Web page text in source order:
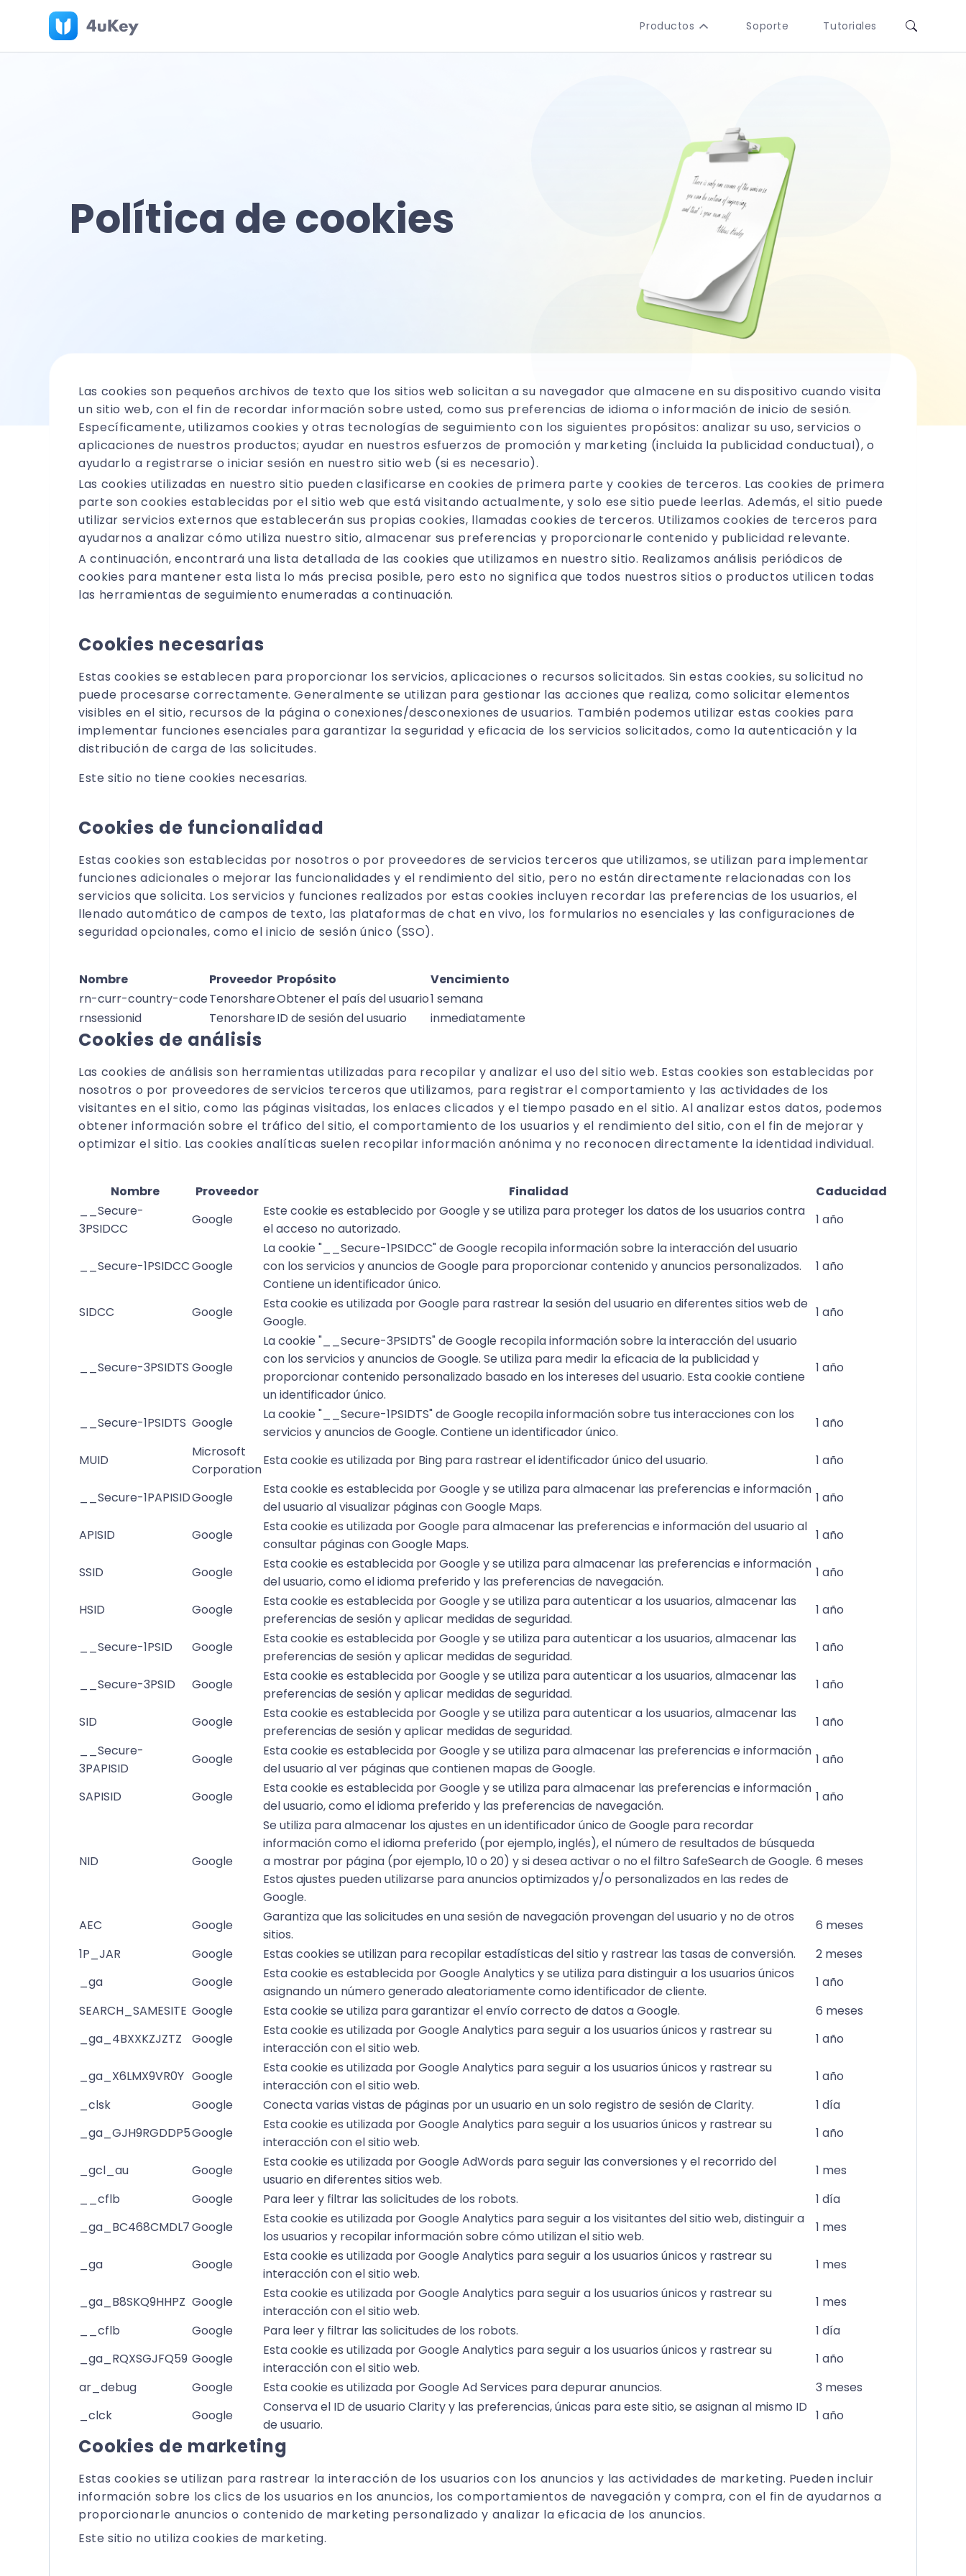
Productos
Desbloqueador
Android
Eliminar el código de
acceso de la
pantalla de Android
y Samsung FRP
Desbloqueador
de activación
iOS
Rápido para omitir el
Bloqueo de
activación en iPhone
iPad/ iPod touch
de
respaldos
iTunes
Eliminar la
contraseña de
iTunes sin
Administrador
de
contraseñas
iOS
Encuentre
Soporte Tutoriales
Política de cookies
Las cookies son pequeños archivos de texto que los sitios web solicitan a su navegador que almacene en su dispositivo cuando visita
un sitio web, con el fin de recordar información sobre usted, como sus preferencias de idioma o información de inicio de sesión.
Específicamente, utilizamos cookies y otras tecnologías de seguimiento con los siguientes propósitos: analizar su uso, servicios o
aplicaciones de nuestros productos; ayudar en nuestros esfuerzos de promoción y marketing (incluida la publicidad conductual), o
ayudarlo a registrarse o iniciar sesión en nuestro sitio web (si es necesario).
Las cookies utilizadas en nuestro sitio pueden clasificarse en cookies de primera parte y cookies de terceros. Las cookies de primera
parte son cookies establecidas por el sitio web que está visitando actualmente, y solo ese sitio puede leerlas. Además, el sitio puede
utilizar servicios externos que establecerán sus propias cookies, llamadas cookies de terceros. Utilizamos cookies de terceros para
ayudarnos a analizar cómo utiliza nuestro sitio, almacenar sus preferencias y proporcionarle contenido y publicidad relevante.
A continuación, encontrará una lista detallada de las cookies que utilizamos en nuestro sitio. Realizamos análisis periódicos de
cookies para mantener esta lista lo más precisa posible, pero esto no significa que todos nuestros sitios o productos utilicen todas
las herramientas de seguimiento enumeradas a continuación.
Cookies necesarias
Estas cookies se establecen para proporcionar los servicios, aplicaciones o recursos solicitados. Sin estas cookies, su solicitud no
puede procesarse correctamente. Generalmente se utilizan para gestionar las acciones que realiza, como solicitar elementos
visibles en el sitio, recursos de la página o conexiones/desconexiones de usuarios. También podemos utilizar estas cookies para
implementar funciones esenciales para garantizar la seguridad y eficacia de los servicios solicitados, como la autenticación y la
distribución de carga de las solicitudes.
Este sitio no tiene cookies necesarias.
Cookies de funcionalidad
Estas cookies son establecidas por nosotros o por proveedores de servicios terceros que utilizamos, se utilizan para implementar
funciones adicionales o mejorar las funcionalidades y el rendimiento del sitio, pero no están directamente relacionadas con los
servicios que solicita. Los servicios y funciones realizados por estas cookies incluyen recordar las preferencias de los usuarios, el
llenado automático de campos de texto, las plataformas de chat en vivo, los formularios no esenciales y las configuraciones de
seguridad opcionales, como el inicio de sesión único (SSO).
Nombre Proveedor Propósito
Vencimiento
rn-curr-country-codeTenorshareObtener el país del usuario1 semana
rnsessionid
TenorshareID de sesión del usuario inmediatamente
Cookies de análisis
Las cookies de análisis son herramientas utilizadas para recopilar y analizar el uso del sitio web. Estas cookies son establecidas por
nosotros o por proveedores de servicios terceros que utilizamos, para registrar el comportamiento y las actividades de los
visitantes en el sitio, como las páginas visitadas, los enlaces clicados y el tiempo pasado en el sitio. Al analizar estos datos, podemos
obtener información sobre el tráfico del sitio, el comportamiento de los usuarios y el rendimiento del sitio, con el fin de mejorar y
optimizar el sitio. Las cookies analíticas suelen recopilar información anónima y no reconocen directamente la identidad individual.
Nombre Proveedor Finalidad
Caducidad
__Secure-
3PSIDCC
Google
Este cookie es establecido por Google y se utiliza para proteger los datos de los usuarios contra
el acceso no autorizado.
1 año
__Secure-1PSIDCCGoogle
La cookie "__Secure-1PSIDCC" de Google recopila información sobre la interacción del usuario
con los servicios y anuncios de Google para proporcionar contenido y anuncios personalizados.
Contiene un identificador único.
1 año
SIDCC Google
Esta cookie es utilizada por Google para rastrear la sesión del usuario en diferentes sitios web de
Google.
1 año
__Secure-3PSIDTS Google
La cookie "__Secure-3PSIDTS" de Google recopila información sobre la interacción del usuario
con los servicios y anuncios de Google. Se utiliza para medir la eficacia de la publicidad y
proporcionar contenido personalizado basado en los intereses del usuario. Esta cookie contiene
un identificador único.
1 año
__Secure-1PSIDTS Google
La cookie "__Secure-1PSIDTS" de Google recopila información sobre tus interacciones con los
servicios y anuncios de Google. Contiene un identificador único.
1 año
MUID
Microsoft
Corporation
Esta cookie es utilizada por Bing para rastrear el identificador único del usuario. 1 año
__Secure-1PAPISIDGoogle
Esta cookie es establecida por Google y se utiliza para almacenar las preferencias e información
del usuario al visualizar páginas con Google Maps.
1 año
APISID Google
Esta cookie es utilizada por Google para almacenar las preferencias e información del usuario al
consultar páginas con Google Maps.
1 año
SSID Google
Esta cookie es establecida por Google y se utiliza para almacenar las preferencias e información
del usuario, como el idioma preferido y las preferencias de navegación.
1 año
HSID Google
Esta cookie es establecida por Google y se utiliza para autenticar a los usuarios, almacenar las
preferencias de sesión y aplicar medidas de seguridad.
1 año
__Secure-1PSID Google
Esta cookie es establecida por Google y se utiliza para autenticar a los usuarios, almacenar las
preferencias de sesión y aplicar medidas de seguridad.
1 año
__Secure-3PSID Google
Esta cookie es establecida por Google y se utiliza para autenticar a los usuarios, almacenar las
preferencias de sesión y aplicar medidas de seguridad.
1 año
SID Google
Esta cookie es establecida por Google y se utiliza para autenticar a los usuarios, almacenar las
preferencias de sesión y aplicar medidas de seguridad.
1 año
__Secure-
3PAPISID
Google
Esta cookie es establecida por Google y se utiliza para almacenar las preferencias e información
del usuario al ver páginas que contienen mapas de Google.
1 año
SAPISID Google
Esta cookie es establecida por Google y se utiliza para almacenar las preferencias e información
del usuario, como el idioma preferido y las preferencias de navegación.
1 año
NID Google
Se utiliza para almacenar los ajustes en un identificador único de Google para recordar
información como el idioma preferido (por ejemplo, inglés), el número de resultados de búsqueda
a mostrar por página (por ejemplo, 10 o 20) y si desea activar o no el filtro SafeSearch de Google.
Estos ajustes pueden utilizarse para anuncios optimizados y/o personalizados en las redes de
Google.
6 meses
AEC Google
Garantiza que las solicitudes en una sesión de navegación provengan del usuario y no de otros
sitios.
6 meses
1P_JAR
Google Estas cookies se utilizan para recopilar estadísticas del sitio y rastrear las tasas de conversión.
2 meses
_ga
Google
Esta cookie es establecida por Google Analytics y se utiliza para distinguir a los usuarios únicos
asignando un número generado aleatoriamente como identificador de cliente.
1 año
SEARCH_SAMESITE Google Esta cookie se utiliza para garantizar el envío correcto de datos a Google.
6 meses
_ga_4BXXKZJZTZ
Google
Esta cookie es utilizada por Google Analytics para seguir a los usuarios únicos y rastrear su
interacción con el sitio web.
1 año
_ga_X6LMX9VR0Y Google
Esta cookie es utilizada por Google Analytics para seguir a los usuarios únicos y rastrear su
interacción con el sitio web.
1 año
_clsk
Google Conecta varias vistas de páginas por un usuario en un solo registro de sesión de Clarity.
1 día
_ga_GJH9RGDDP5Google
Esta cookie es utilizada por Google Analytics para seguir a los usuarios únicos y rastrear su
interacción con el sitio web.
1 año
_gcl_au Google
Esta cookie es utilizada por Google AdWords para seguir las conversiones y el recorrido del
usuario en diferentes sitios web.
1 mes
__cflb
Google Para leer y filtrar las solicitudes de los robots.
1 día
_ga_BC468CMDL7Google
Esta cookie es utilizada por Google Analytics para seguir a los visitantes del sitio web, distinguir a
los usuarios y recopilar información sobre cómo utilizan el sitio web.
1 mes
_ga Google
Esta cookie es utilizada por Google Analytics para seguir a los usuarios únicos y rastrear su
interacción con el sitio web.
1 mes
_ga_B8SKQ9HHPZ Google
Esta cookie es utilizada por Google Analytics para seguir a los usuarios únicos y rastrear su
interacción con el sitio web.
1 mes
__cflb
Google Para leer y filtrar las solicitudes de los robots.
1 día
_ga_RQXSGJFQ59 Google
Esta cookie es utilizada por Google Analytics para seguir a los usuarios únicos y rastrear su
interacción con el sitio web.
1 año
ar_debug
Google Esta cookie es utilizada por Google Ad Services para depurar anuncios.
3 meses
_clck
Google
Conserva el ID de usuario Clarity y las preferencias, únicas para este sitio, se asignan al mismo ID
de usuario.
1 año
Cookies de marketing
Estas cookies se utilizan para rastrear la interacción de los usuarios con los anuncios y las actividades de marketing. Pueden incluir
información sobre los clics de los usuarios en los anuncios, los comportamientos de navegación y compra, con el fin de ayudarnos a
proporcionarle anuncios o contenido de marketing personalizado y analizar la eficacia de los anuncios.
Este sitio no utiliza cookies de marketing.